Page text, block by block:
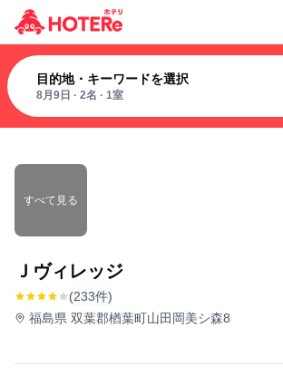
目的地・キーワードを選択
8月9日 · 2名 · 1室
すべて見る
Ｊヴィレッジ
(233件)
福島県 双葉郡楢葉町山田岡美シ森8